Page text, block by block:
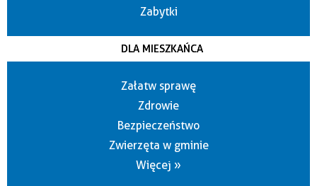
Zabytki
DLA MIESZKAŃCA
Załatw sprawę
Zdrowie
Bezpieczeństwo
Zwierzęta w gminie
Więcej »